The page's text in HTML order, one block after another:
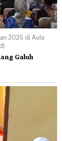
2026 di Aula
Galuh